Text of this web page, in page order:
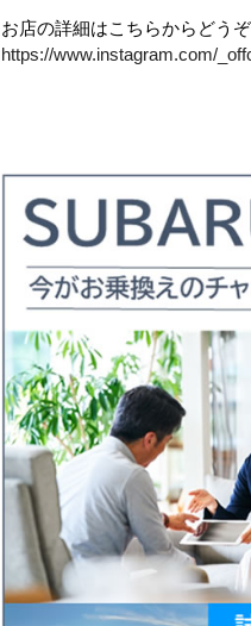
お店の詳細はこちらからどうぞ
https://www.instagram.com/